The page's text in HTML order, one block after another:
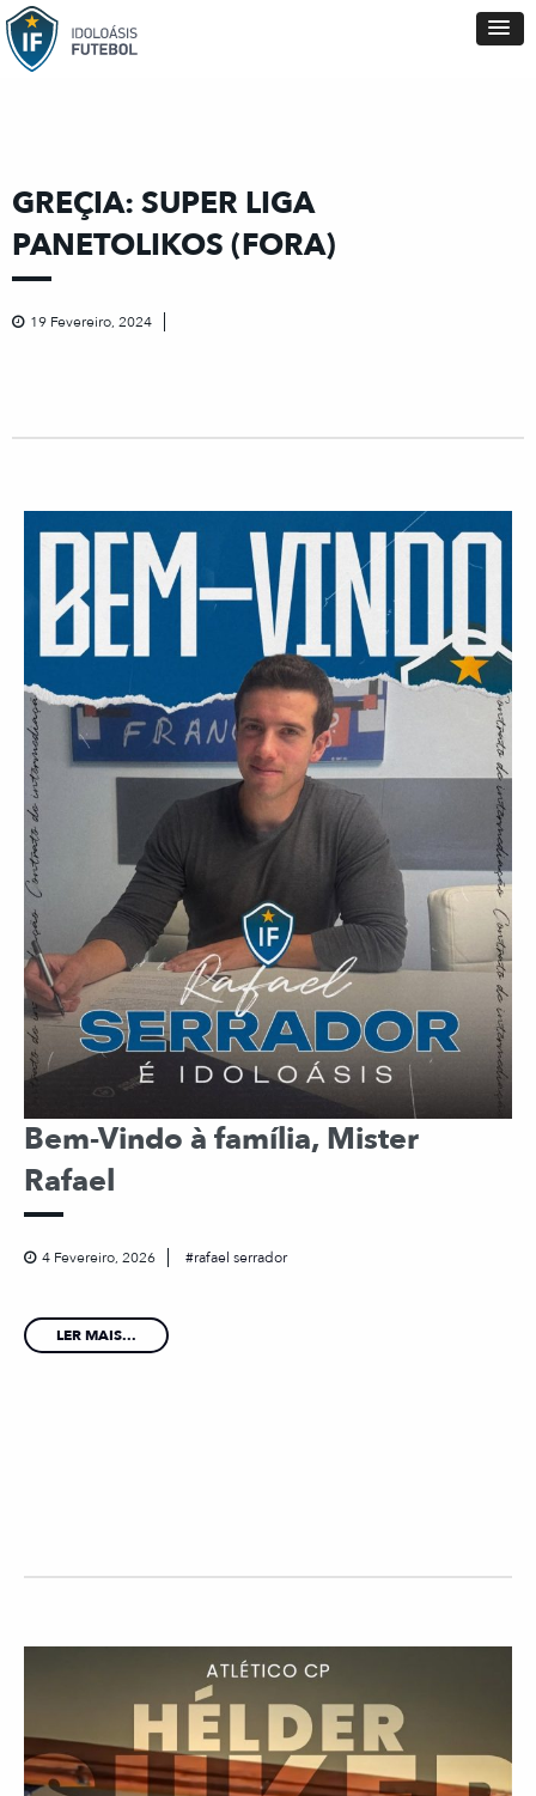
GREÇIA: SUPER LIGA
PANETOLIKOS (FORA)
19 Fevereiro, 2024
Bem-Vindo à família, Mister
Rafael
4 Fevereiro, 2026 rafael serrador
LER MAIS...